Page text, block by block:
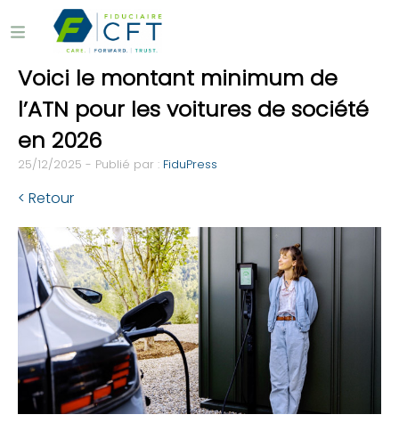
Voici le montant minimum de
l’ATN pour les voitures de société
en 2026
25/12/2025 - Publié par : FiduPress
< Retour